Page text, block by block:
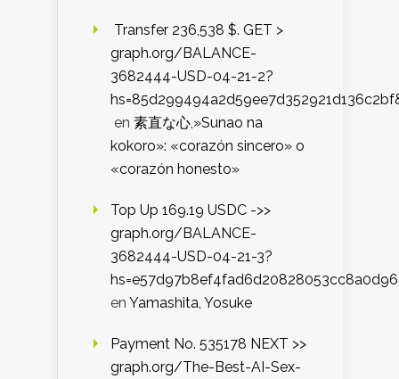
️ Transfer 236,538 $. GET >
graph.org/BALANCE-
3682444-USD-04-21-2?
en 素直な心,»Sunao na
kokoro»: «corazón sincero» o
«corazón honesto»
Top Up 169.19 USDC ->>
graph.org/BALANCE-
3682444-USD-04-21-3?
en Yamashita, Yosuke
Payment No. 535178 NEXT >>
graph.org/The-Best-AI-Sex-